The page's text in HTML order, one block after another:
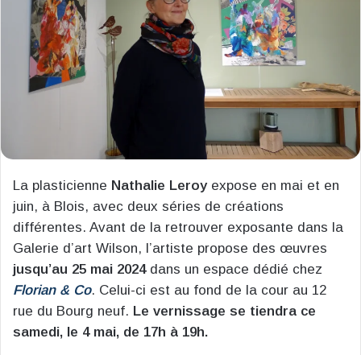
La plasticienne Nathalie Leroyexpose en mai et en
juin, à Blois, avec deux séries de créations
différentes. Avant de la retrouver exposante dans la
Galerie d’art Wilson, l’artiste propose des œuvres
jusqu’au 25 mai 2024dans un espace dédié chez
Florian & Co. Celui-ci est au fond de la cour au 12
rue du Bourg neuf. Le vernissage se tiendra ce
samedi, le 4 mai, de 17h à 19h.